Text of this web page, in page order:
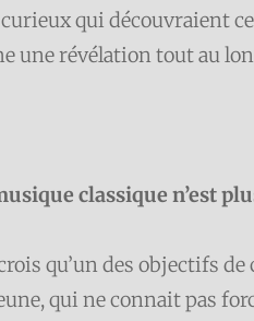
qui découvraient
une révélation tout au
classique n’est
qu’un des objectifs
qui ne connait pas